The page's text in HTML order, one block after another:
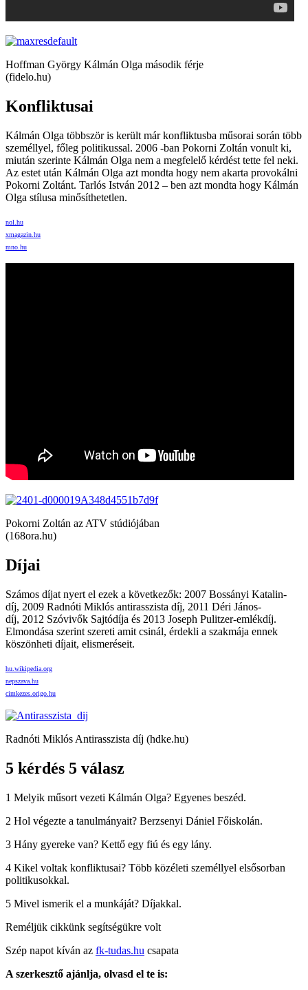
Hoffman György Kálmán Olga második férje
(fidelo.hu)
Konfliktusai
Kálmán Olga többször is került már konfliktusba műsorai során több
személlyel, főleg politikussal. 2006 -ban Pokorni Zoltán vonult ki,
miután szerinte Kálmán Olga nem a megfelelő kérdést tette fel neki.
Az estet után Kálmán Olga azt mondta hogy nem akarta provokálni
Pokorni Zoltánt. Tarlós István 2012 – ben azt mondta hogy Kálmán
Olga stílusa minősíthetetlen.
nol.hu
xmagazin.hu
mno.hu
Pokorni Zoltán az ATV stúdiójában
(168ora.hu)
Díjai
Számos díjat nyert el ezek a következők: 2007 Bossányi Katalin-
díj, 2009 Radnóti Miklós antirasszista díj, 2011 Déri János-
díj, 2012 Szóvivők Sajtódíja és 2013 Joseph Pulitzer-emlékdíj.
Elmondása szerint szereti amit csinál, érdekli a szakmája ennek
köszönheti díjait, elismeréseit.
hu.wikipedia.org
nepszava.hu
cimkezes.origo.hu
Radnóti Miklós Antirasszista díj (hdke.hu)
5 kérdés 5 válasz
1 Melyik műsort vezeti Kálmán Olga? Egyenes beszéd.
2 Hol végezte a tanulmányait? Berzsenyi Dániel Főiskolán.
3 Hány gyereke van? Kettő egy fiú és egy lány.
4 Kikel voltak konfliktusai? Több közéleti személlyel elsősorban
politikusokkal.
5 Mivel ismerik el a munkáját? Díjakkal.
Reméljük cikkünk segítségükre volt
Szép napot kíván az fk-tudas.hu csapata
A szerkesztő ajánlja, olvasd el te is: